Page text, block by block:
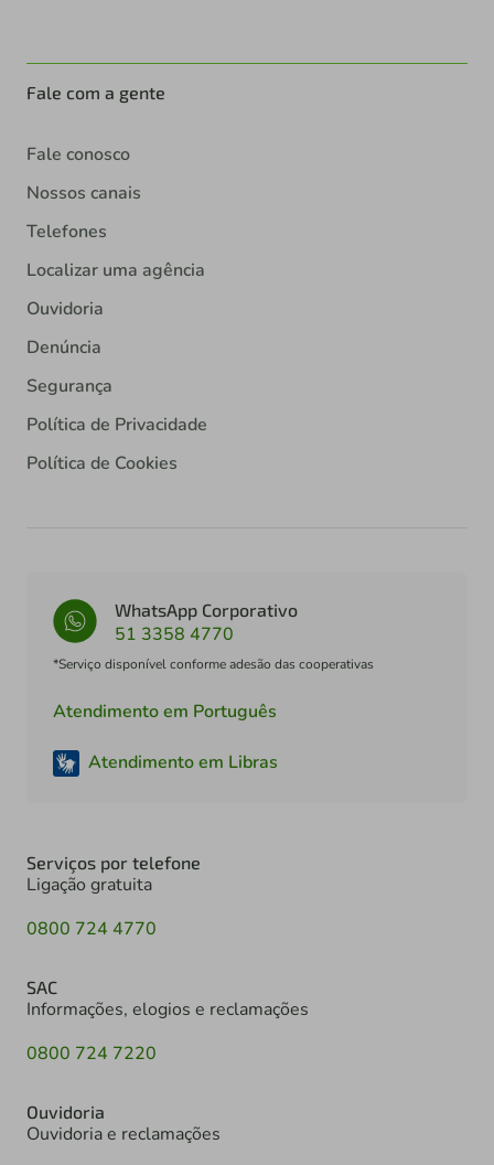
Fale com a gente
Fale conosco
Nossos canais
Telefones
Localizar uma agência
Ouvidoria
Denúncia
Segurança
Política de Privacidade
Política de Cookies
WhatsApp Corporativo
51 3358 4770
*Serviço disponível conforme adesão das cooperativas
Atendimento em Português
Atendimento em Libras
Serviços por telefone
Ligação gratuita
0800 724 4770
SAC
Informações, elogios e reclamações
0800 724 7220
Ouvidoria
Ouvidoria e reclamações